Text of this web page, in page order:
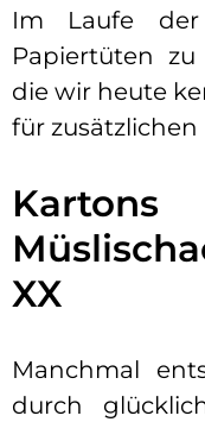
Im Laufe
Papiertüten
die wir heute
für
XX
Manchmal
durch